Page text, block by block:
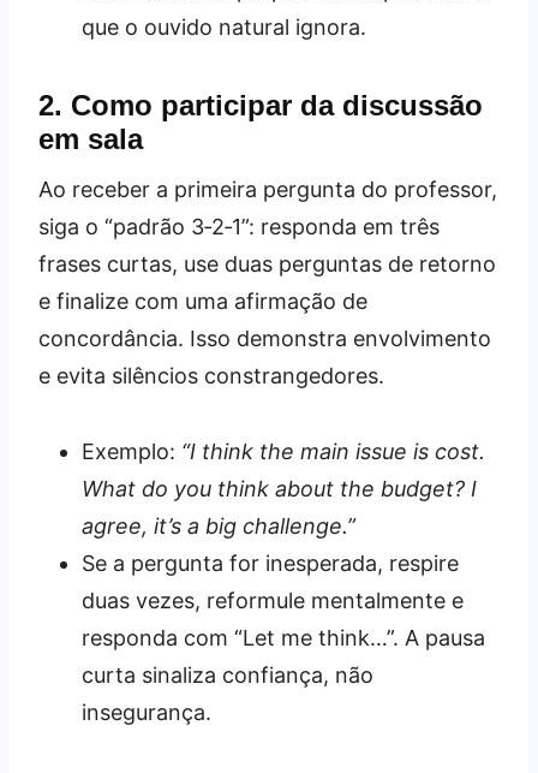
que o ouvido natural ignora.
2. Como participar da discussão
em sala
Ao receber a primeira pergunta do professor,
siga o “padrão 3‑2‑1”: responda em três
frases curtas, use duas perguntas de retorno
e finalize com uma afirmação de
concordância. Isso demonstra envolvimento
e evita silêncios constrangedores.
Exemplo: “I think the main issue is cost.
What do you think about the budget? I
agree, it’s a big challenge.”
Se a pergunta for inesperada, respire
duas vezes, reformule mentalmente e
responda com “Let me think…”. A pausa
curta sinaliza confiança, não
insegurança.